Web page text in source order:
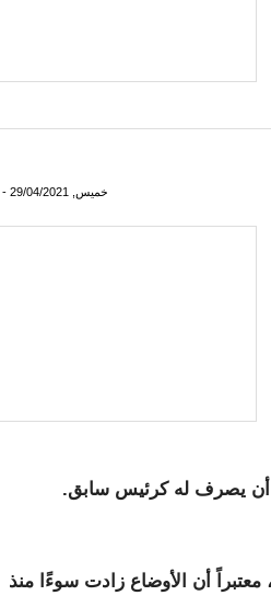
والعلاقات مع البرلمان
خميس, 29/04/2021 - 00:12
أن يصرف له كرئيس سابق.
معتبراً أن الأوضاع زادت سوءًا منذ